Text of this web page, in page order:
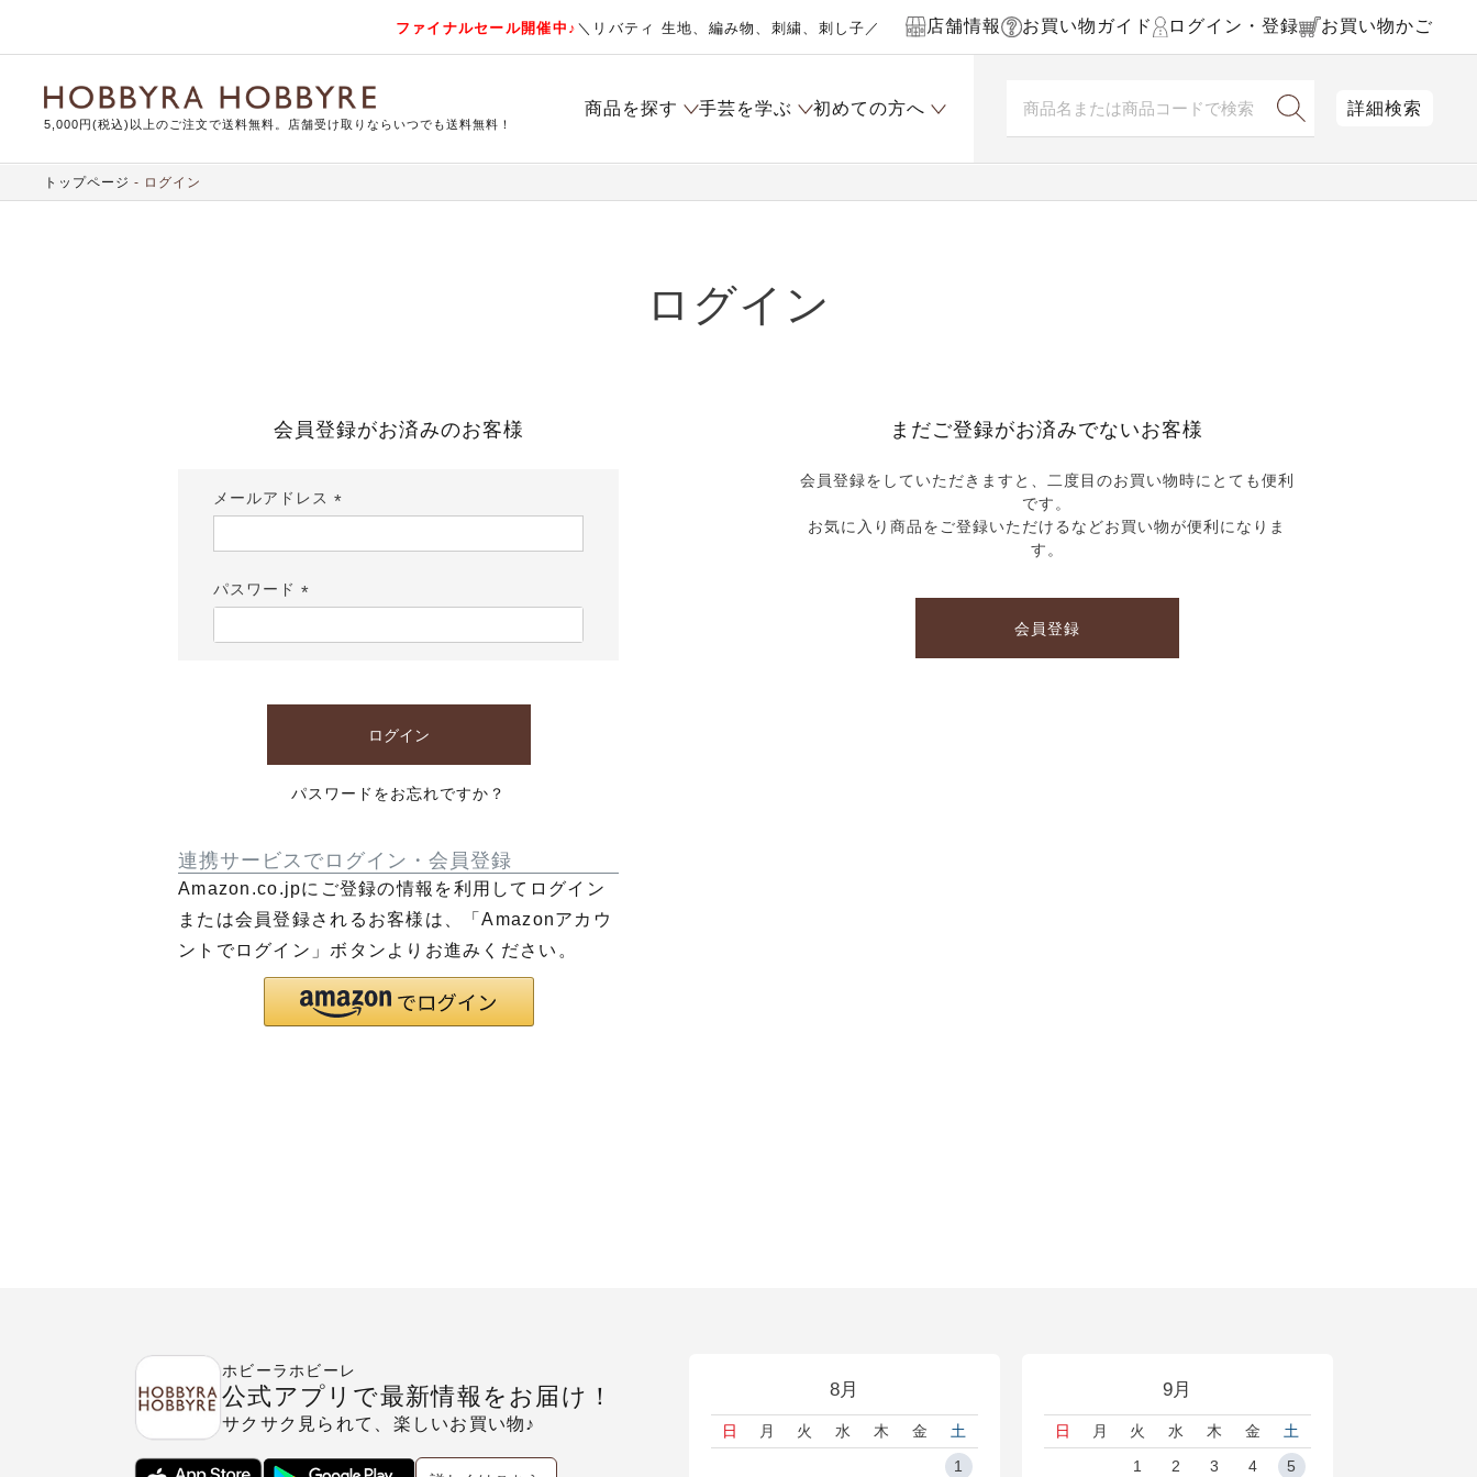
ファイナルセール開催中♪ ＼リバティ 生地、編み物、刺繍、刺し子／ 店舗情報 お買い物ガイド ログイン・登録 お買い物かご
5,000円(税込)以上のご注文で送料無料。店舗受け取りならいつでも送料無料！
商品を探す 手芸を学ぶ 初めての方へ 詳細検索
トップページ ログイン
ログイン
会員登録がお済みのお客様
メールアドレス
須)
パスワード
須)
ログイン
パスワードをお忘れですか？
連携サービスでログイン・会員登録
Amazon.co.jpにご登録の情報を利用してログイン
または会員登録されるお客様は、「Amazonアカウ
ントでログイン」ボタンよりお進みください。
まだご登録がお済みでないお客様
会員登録をしていただきますと、二度目のお買い物時にとても便利
です。
お気に入り商品をご登録いただけるなどお買い物が便利になりま
す。
会員登録
8月
日 月 火 水 木 金
土
1
9月
日 月 火 水 木 金
土
1
2 3 4 5
ホビーラホビーレ
公式アプリで最新情報をお届け！
サクサク見られて、楽しいお買い物♪